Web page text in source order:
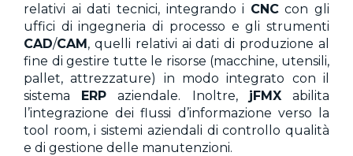
relativi ai dati tecnici, integrando i CNCcon gli
uffici di ingegneria di processo e gli strumenti
CAD/CAM, quelli relativi ai dati di produzione al
fine di gestire tutte le risorse (macchine, utensili,
pallet, attrezzature) in modo integrato con il
sistema ERP aziendale. Inoltre, jFMXabilita
l’integrazione dei flussi d’informazione verso la
tool room, i sistemi aziendali di controllo qualità
e di gestione delle manutenzioni.